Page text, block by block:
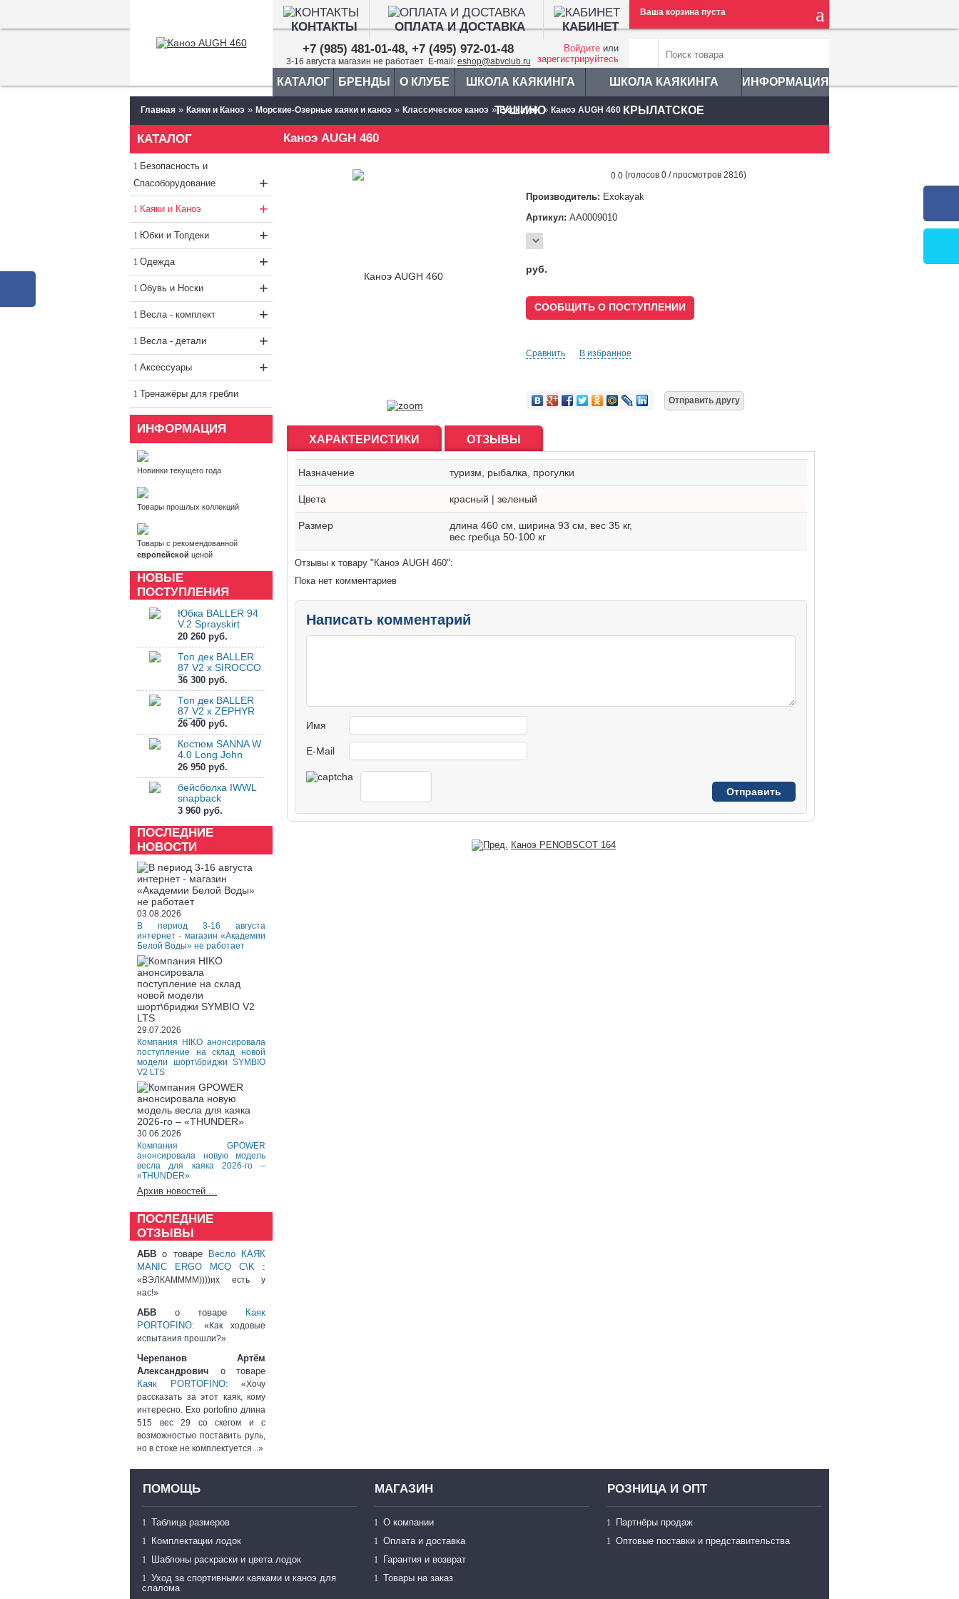
КОНТАКТЫ ОПЛАТА И ДОСТАВКА КАБИНЕТ
Ваша корзина пуста
+7 (985) 481-01-48, +7 (495) 972-01-48
3-16 августа магазин не работает E-mail: eshop@abvclub.ru
Войдите или
зарегистрируйтесь
КАТАЛОГ БРЕНДЫ О КЛУБЕ ШКОЛА КАЯКИНГА
ТУШИНО
ШКОЛА КАЯКИНГА
КРЫЛАТСКОЕ
ИНФОРМАЦИЯ
Главная » Каяки и Каноэ » Морские-Озерные каяки и каноэ » Классическое каноэ »Exokayak» Каноэ AUGH 460
КАТАЛОГ
Безопасность и
Спасоборудование
+
Каяки и Каноэ +
Юбки и Топдеки +
Одежда +
Обувь и Носки +
Весла - комплект +
Весла - детали +
Аксессуары +
Тренажёры для гребли
ИНФОРМАЦИЯ
Новинки текущего года
Товары прошлых коллекций
Товары с рекомендованной
европейской ценой
НОВЫЕ
ПОСТУПЛЕНИЯ
Юбка BALLER 94
V.2 Sprayskirt
20 260 руб.
Топ дек BALLER
87 V2 x SIROCCO
Tpdc
36 300 руб.
Топ дек BALLER
87 V2 x ZEPHYR
S/S Tpdc
26 400 руб.
Костюм SANNA W
4.0 Long John
26 950 руб.
бейсболка IWWL
snapback
3 960 руб.
ПОСЛЕДНИЕ
НОВОСТИ
03.08.2026
В период 3-16 августа
интернет - магазин «Академии
Белой Воды» не работает
29.07.2026
Компания HIKO анонсировала
поступление на склад новой
модели шорт\бриджи SYMBIO
V2 LTS
30.06.2026
Компания GPOWER
анонсировала новую модель
весла для каяка 2026-го –
«THUNDER»
Архив новостей ...
ПОСЛЕДНИЕ
ОТЗЫВЫ
АБВ о товаре
Весло КАЯК
MANIC ERGO MCQ C\K :
«ВЭЛКАММММ))))их есть у
нас!»
АБВ о товаре
Каяк
PORTOFINO: «Как ходовые
испытания прошли?»
Черепанов Артём
Александрович о товаре
Каяк PORTOFINO: «Хочу
рассказать за этот каяк, кому
интересно. Exo portofino длина
515 вес 29 со скегом и с
возможностью поставить руль,
но в стоке не комплектуется...»
Каноэ AUGH 460
0.0 (голосов 0 / просмотров 2816)
Производитель: Exokayak
Артикул: AA0009010
руб.
СООБЩИТЬ О ПОСТУПЛЕНИИ
Сравнить В избранное
ХАРАКТЕРИСТИКИ ОТЗЫВЫ
Назначение туризм, рыбалка, прогулки
Цвета красный | зеленый
Размер
длина 460 см, ширина 93 см, вес 35 кг,
вес гребца 50-100 кг
Отзывы к товару "Каноэ AUGH 460":
Пока нет комментариев
Написать комментарий
Имя
E-Mail
Каноэ PENOBSCOT 164
ПОМОЩЬ
Таблица размеров
Комплектации лодок
Шаблоны раскраски и цвета лодок
Уход за спортивными каяками и каноэ для
слалома
МАГАЗИН
О компании
Оплата и доставка
Гарантия и возврат
Товары на заказ
РОЗНИЦА И ОПТ
Партнёры продаж
Оптовые поставки и представительства